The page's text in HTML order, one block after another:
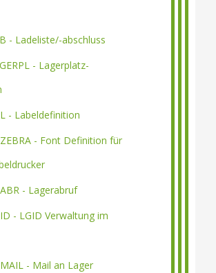
- Ladeliste/-abschluss
- Lagerplatz-
- Labeldefinition
- Font Definition für
- Lagerabruf
- LGID Verwaltung im
- Mail an Lager